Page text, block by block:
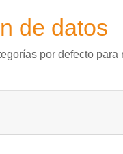
de datos
por defecto